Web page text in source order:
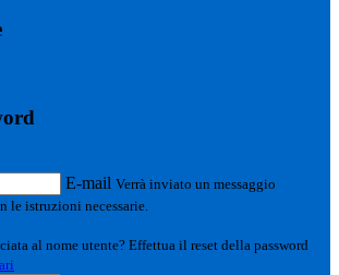
E-mail Verrà inviato un messaggio
le istruzioni necessarie.
al nome utente? Effettua il reset della password